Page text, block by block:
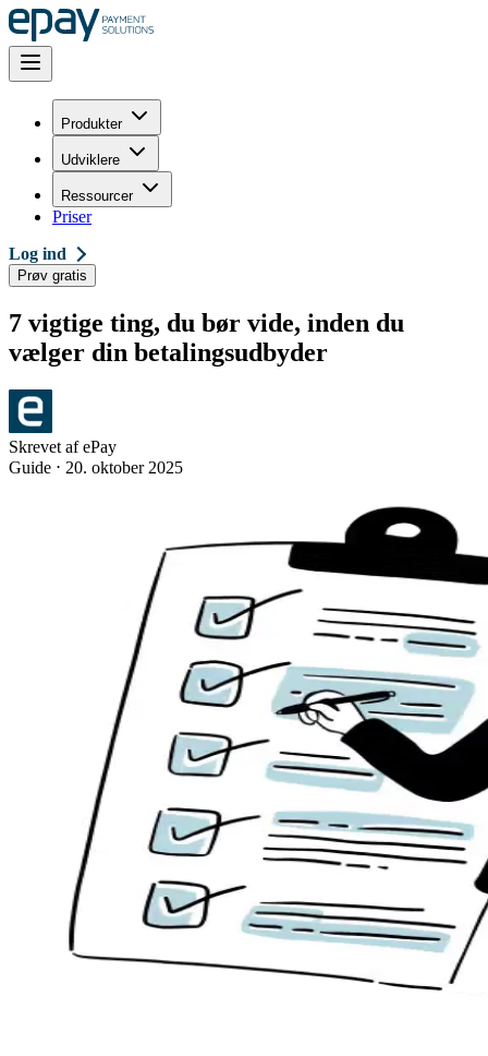
Produkter
Udviklere
Ressourcer
Priser
Log ind
Prøv gratis
7 vigtige ting, du bør vide, inden du
vælger din betalingsudbyder
Skrevet af ePay
Guide ⋅ 20. oktober 2025